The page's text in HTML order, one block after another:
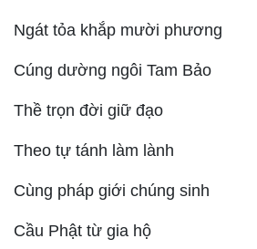
Ngát tỏa khắp mười phương
Cúng dường ngôi Tam Bảo
Thề trọn đời giữ đạo
Theo tự tánh làm lành
Cùng pháp giới chúng sinh
Cầu Phật từ gia hộ